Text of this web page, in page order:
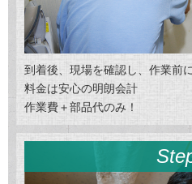
到着後、現場を確認し、作業前
料金は安心の明朗会計
作業費＋部品代のみ！